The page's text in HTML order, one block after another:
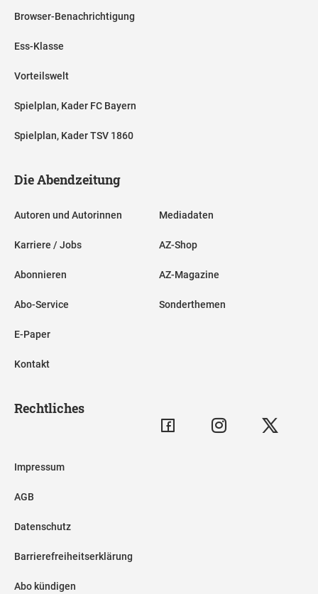
Browser-Benachrichtigung
Ess-Klasse
Vorteilswelt
Spielplan, Kader FC Bayern
Spielplan, Kader TSV 1860
Die Abendzeitung
Autoren und Autorinnen
Karriere / Jobs
Abonnieren
Abo-Service
E-Paper
Kontakt
Mediadaten
AZ-Shop
AZ-Magazine
Sonderthemen
Rechtliches
Impressum
AGB
Datenschutz
Barrierefreiheitserklärung
Abo kündigen